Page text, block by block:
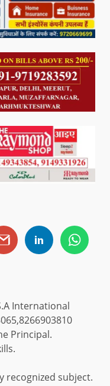
International
Principal.
recognized subject.